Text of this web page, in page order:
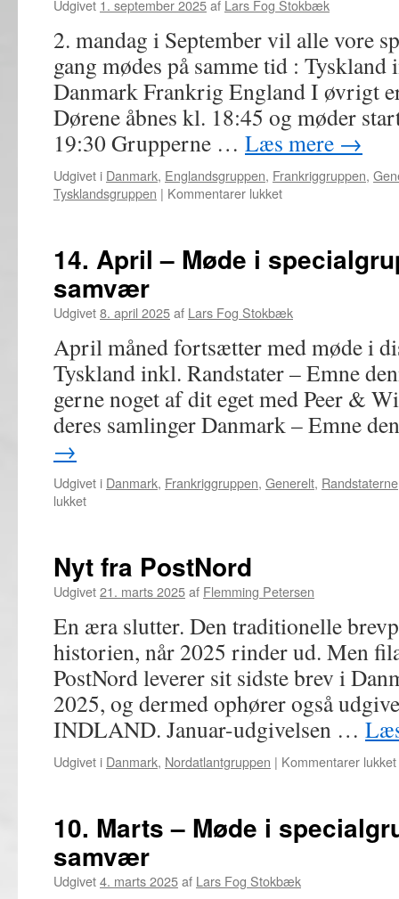
bytte
samvær
Udgivet 1. september 2025af Lars Fog Stokbæk
2. mandag i September vil alle vore
gang mødes på samme tid : Tyskland
Danmark Frankrig England I øvrigt
Dørene åbnes kl. 18:45 og møder
19:30 Grupperne … Læs mere →
Udgivet i Danmark, Englandsgruppen, Frankriggruppen,
Tysklandsgruppen | Kommentarer lukkettil
Møde
bytte
samvær
14. April – Møde i
samvær
Udgivet8. april 2025af Lars Fog Stokbæk
April måned fortsætter med møde i
Tyskland inkl. Randstater – Emne
gerne noget af dit eget med Peer &
deres samlinger Danmark – Emne
→
Udgivet i Danmark, Frankriggruppen, Generelt, Randstaterne
lukkettil
Møde
i
bytte
samvær
Nyt fra PostNord
Udgivet21. marts 2025af Flemming Petersen
En æra slutter. Den traditionelle
historien, når 2025 rinder ud. Men
PostNord leverer sit sidste brev i
2025, og dermed ophører også
INDLAND. Januar-udgivelsen …
Udgivet i Danmark, Nordatlantgruppen | Kommentarer lukket
10. Marts – Møde i
samvær
Udgivet4. marts 2025af Lars Fog Stokbæk